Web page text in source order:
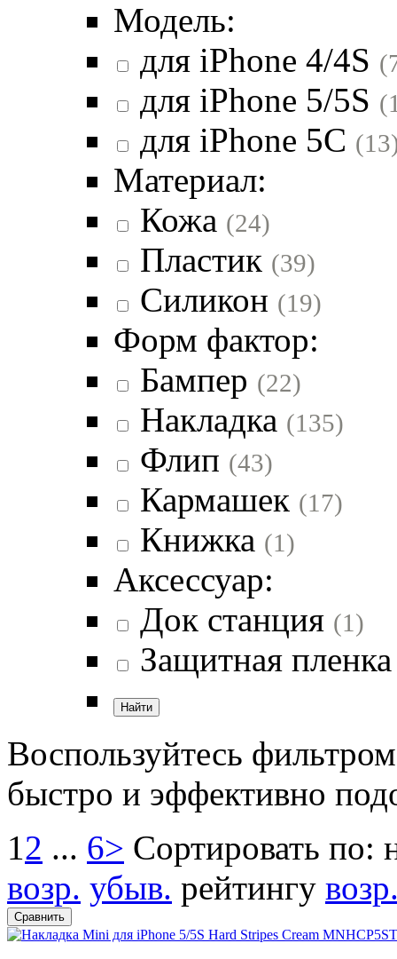
Модель:
для iPhone 4/4S
для iPhone 5/5S
для iPhone 5C
Материал:
Кожа (24)
Пластик (39)
Силикон (19)
Форм фактор:
Бампер (22)
Накладка (135)
Флип (43)
Кармашек (17)
Книжка (1)
Аксессуар:
Док станция (1)
Защитная
Воспользуйтесь
быстро и эффективно
12 ... 6> Сортировать
возр. убыв. рейтингу